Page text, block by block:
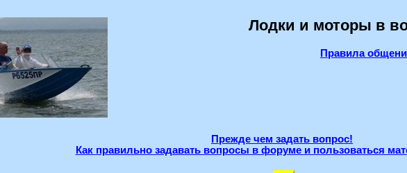
Лодки и моторы в
Правила
Прежде чем задать вопрос!
Как правильно задавать вопросы в форуме и пользоваться